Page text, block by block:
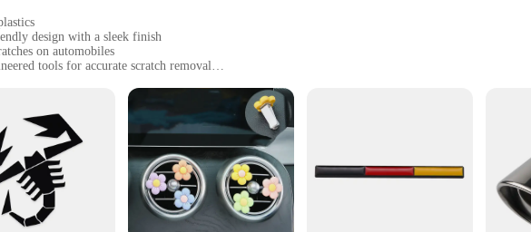
design with a sleek finish
on automobiles
tools for accurate scratch removal
mechanics and DIY enthusiasts
to provide a professional touch to your vehicle's appearance. Whether you're a seasoned
includes a variety of tools that cater to different types of scratches, ensuring that you have the
fatigue during prolonged use.